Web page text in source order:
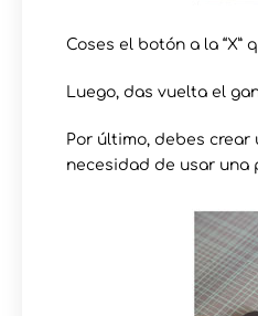
Coses el botón a la
Luego, das vuelta el
Por último, debes
necesidad de usar una